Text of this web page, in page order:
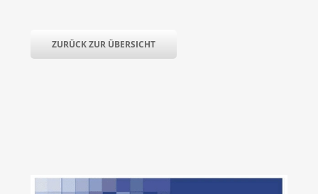
ZURÜCK ZUR ÜBERSICHT